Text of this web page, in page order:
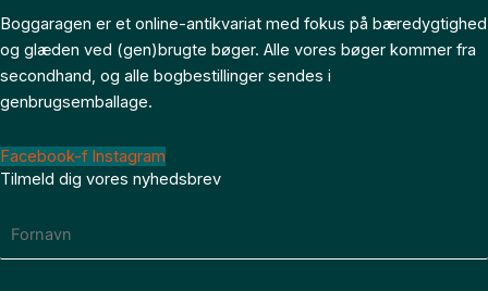
Boggaragen er et online-antikvariat med fokus på bæredygtighed
og glæden ved (gen)brugte bøger. Alle vores bøger kommer fra
secondhand, og alle bogbestillinger sendes i
genbrugsemballage.
Facebook-f Instagram
Tilmeld dig vores nyhedsbrev